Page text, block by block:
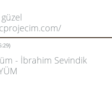
- İbrahim Sevindik